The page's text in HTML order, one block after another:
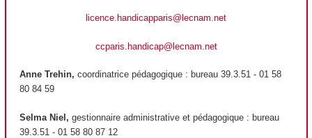
licence.handicapparis@lecnam.net
ccparis.handicap@lecnam.net
Anne Trehin, coordinatrice pédagogique : bureau 39.3.51 - 01 58
80 84 59
Selma Niel, gestionnaire administrative et pédagogique : bureau
39.3.51 - 01 58 80 87 12